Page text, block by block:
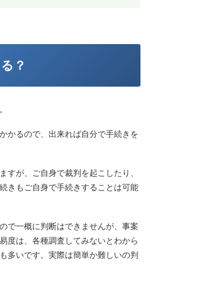
？
かるので、出来れば自分で手続きを
が、ご自身で裁判を起こしたり、
きもご自身で手続きすることは可能
で一概に判断はできませんが、事案
度は、各種調査してみないとわから
多いです。実際は簡単か難しいの判